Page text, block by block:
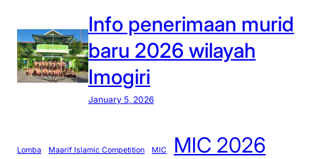
Info penerimaan murid
baru 2026 wilayah
Imogiri
January 5, 2026
Lomba Maarif Islamic Competition MIC MIC 2026